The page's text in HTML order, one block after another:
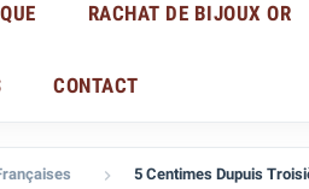
RACHAT DE BIJOUX OR
CONTACT
 5 Centimes Dupuis